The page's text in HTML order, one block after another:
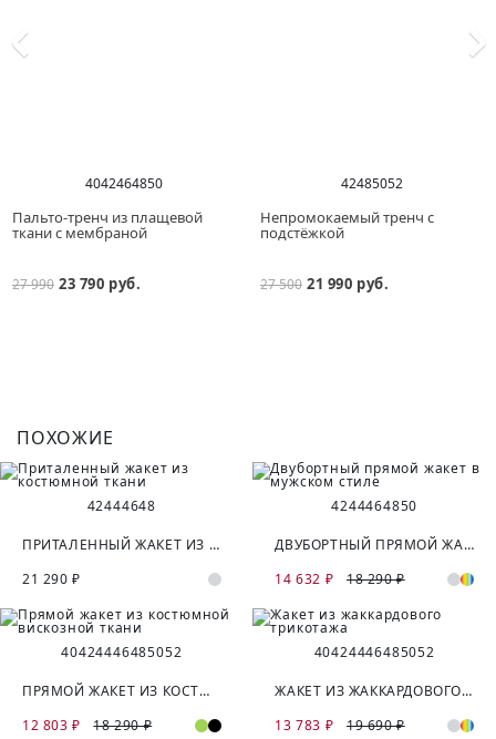
4042464850
Пальто-тренч из плащевой
ткани с мембраной
27 990 23 790 руб.
42485052
Непромокаемый тренч с
подстёжкой
27 500 21 990 руб.
ПОХОЖИЕ
42444648
ПРИТАЛЕННЫЙ ЖАКЕТ ИЗ КОСТЮМНОЙ ТКАНИ
21 290 ₽
4244464850
ДВУБОРТНЫЙ ПРЯМОЙ ЖАКЕТ В МУЖСКОМ СТИЛЕ
14 632 ₽
18 290 ₽
40424446485052
ПРЯМОЙ ЖАКЕТ ИЗ КОСТЮМНОЙ ВИСКОЗНОЙ ТКАНИ
12 803 ₽
18 290 ₽
40424446485052
ЖАКЕТ ИЗ ЖАККАРДОВОГО ТРИКОТАЖА
13 783 ₽
19 690 ₽